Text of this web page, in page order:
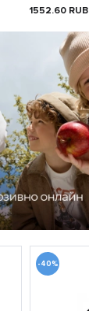
1552.60 RUB
-40%